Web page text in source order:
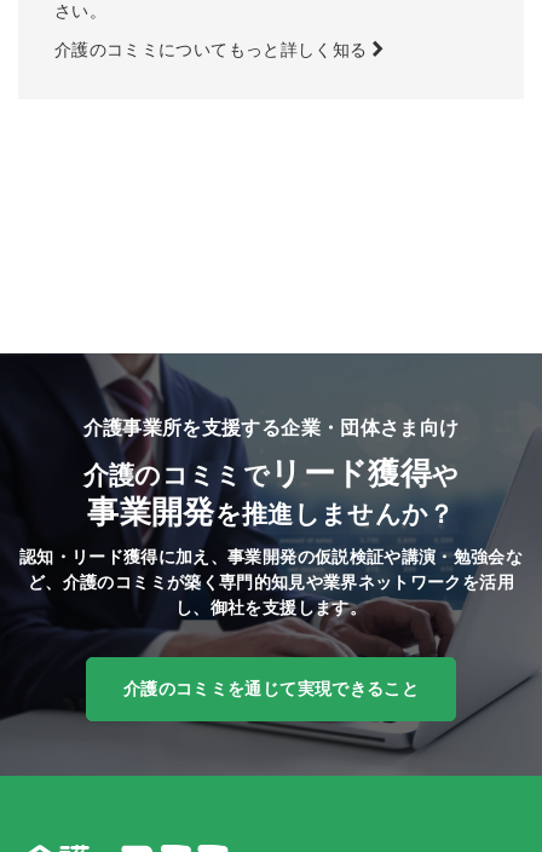
さい。
介護のコミミについてもっと詳しく知る
介護事業所を支援する企業・団体さま向け
介護のコミミでリード獲得や
事業開発を推進しませんか？
認知・リード獲得に加え、事業開発の仮説検証や講演・勉強会な
ど、 介護のコミミが築く専門的知見や業界ネットワークを活用
し、御社を支援します。
介護のコミミを通じて実現できること